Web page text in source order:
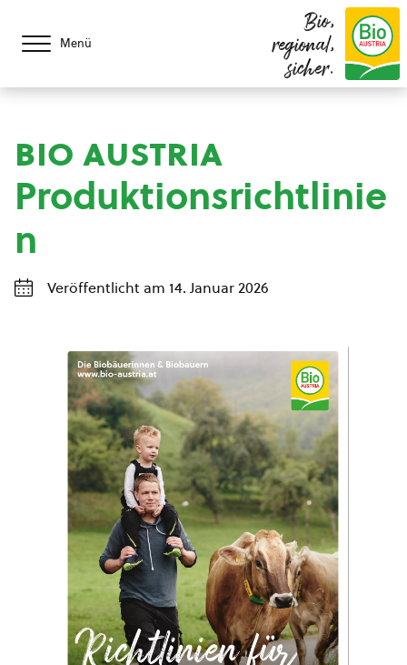
Menü
Bio,
regional,
sicher.
bio austria
Produktionsrichtlinie
n
Veröffentlicht am 14. Januar 2026